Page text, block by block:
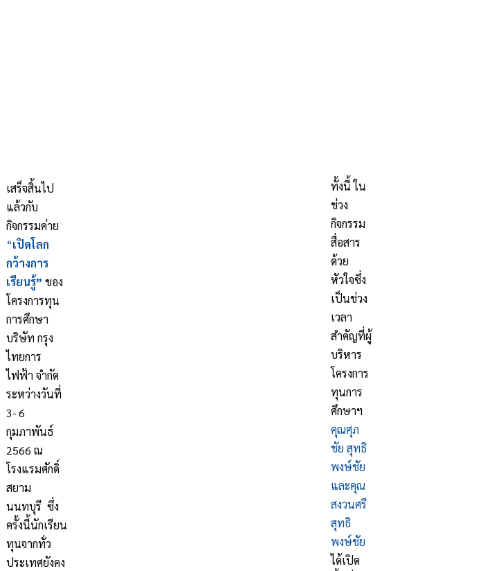
เสร็จสิ้นไป
แล้วกับ
กิจกรรมค่าย
“เปิดโลก
กว้างการ
เรียนรู้” ของ
โครงการทุน
การศึกษา
บริษัท กรุง
ไทยการ
ไฟฟ้า จำกัด
ระหว่างวันที่
3- 6
กุมภาพันธ์
2566 ณ
โรงแรมศักดิ์
สยาม
นนทบุรี ซึ่ง
ครั้งนี้นักเรียน
ทุนจากทั่ว
ประเทศยังคง
ทั้งนี้ ใน
ช่วง
กิจกรรม
สื่อสาร
ด้วย
หัวใจซึ่ง
เป็นช่วง
เวลา
สำคัญที่ผู้
บริหาร
โครงการ
ทุนการ
ศึกษาฯ
คุณศุภ
ชัย สุทธิ
พงษ์ชัย
และคุณ
สงวนศรี
สุทธิ
พงษ์ชัย
ได้เปิด